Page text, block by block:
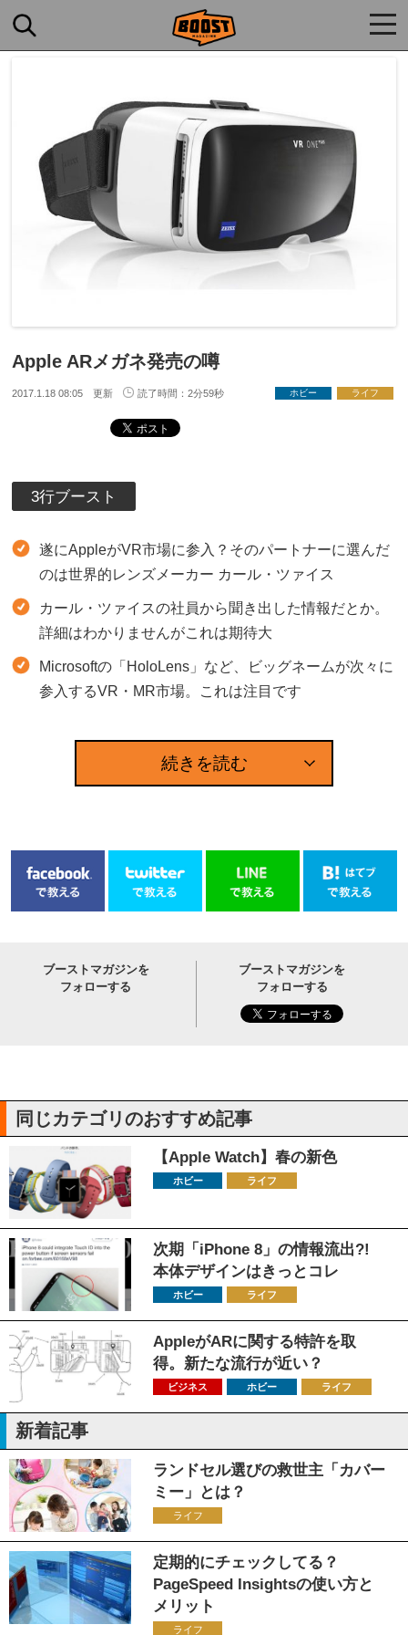
Apple ARメガネ発売の噂
2017.1.18 08:05 更新 読了時間：2分59秒 ホビー ライフ
3行ブースト
遂にAppleがVR市場に参入？そのパートナーに選んだ
のは世界的レンズメーカー カール・ツァイス
カール・ツァイスの社員から聞き出した情報だとか。
詳細はわかりませんがこれは期待大
Microsoftの「HoloLens」など、ビッグネームが次々に
参入するVR・MR市場。これは注目です
続きを読む
ブーストマガジンを
フォローする
ブーストマガジンを
フォローする
同じカテゴリのおすすめ記事
【Apple Watch】春の新色
ホビー ライフ
次期「iPhone 8」の情報流出?!
本体デザインはきっとコレ
ホビー ライフ
AppleがARに関する特許を取
得。新たな流行が近い？
ビジネス ホビー ライフ
新着記事
ランドセル選びの救世主「カバー
ミー」とは？
ライフ
定期的にチェックしてる？
PageSpeed Insightsの使い方と
メリット
ライフ